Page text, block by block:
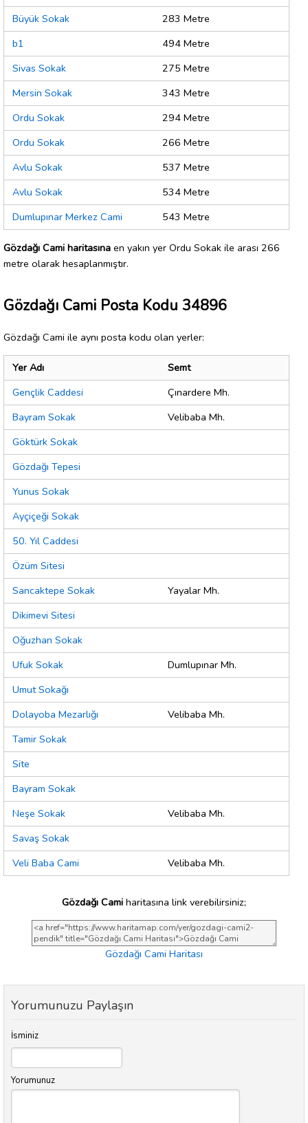
Büyük Sokak
283 Metre
b1
494 Metre
Sivas Sokak
275 Metre
Mersin Sokak
343 Metre
Ordu Sokak
294 Metre
Ordu Sokak
266 Metre
Avlu Sokak
537 Metre
Avlu Sokak
534 Metre
Dumlupınar Merkez Cami
543 Metre
Gözdağı Cami haritasına en yakın yer Ordu Sokak ile arası 266
metre olarak hesaplanmıştır.
Gözdağı Cami Posta Kodu 34896
Gözdağı Cami ile aynı posta kodu olan yerler:
Yer Adı
Semt
Gençlik Caddesi
Çınardere Mh.
Bayram Sokak
Velibaba Mh.
Göktürk Sokak
Gözdağı Tepesi
Yunus Sokak
Ayçiçeği Sokak
50. Yıl Caddesi
Özüm Sitesi
Sancaktepe Sokak
Yayalar Mh.
Dikimevi Sitesi
Oğuzhan Sokak
Ufuk Sokak
Dumlupınar Mh.
Umut Sokağı
Dolayoba Mezarlığı
Velibaba Mh.
Tamir Sokak
Site
Bayram Sokak
Neşe Sokak
Velibaba Mh.
Savaş Sokak
Veli Baba Cami
Velibaba Mh.
Gözdağı Cami haritasına link verebilirsiniz;
Gözdağı Cami Haritası
Yorumunuzu Paylaşın
İsminiz
Yorumunuz